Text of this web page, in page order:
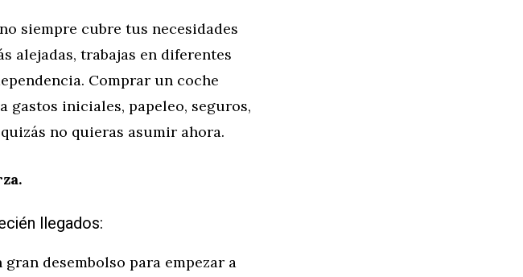
siempre cubre tus necesidades
alejadas, trabajas en diferentes
Comprar un coche
gastos iniciales, papeleo, seguros,
no quieras asumir ahora.
llegados:
desembolso para empezar a